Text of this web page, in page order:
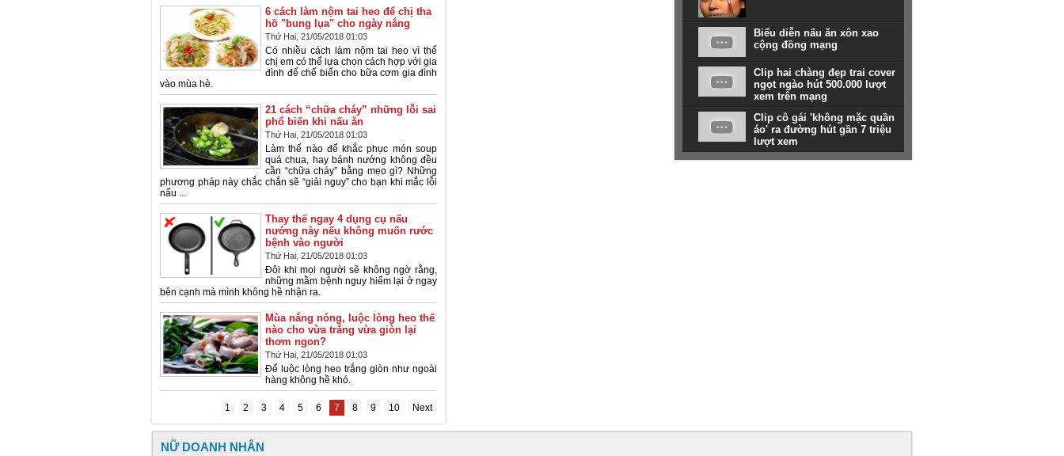
6 cách làm nộm tai heo để chị tha
hồ "bung lụa" cho ngày nắng
Thứ Hai, 21/05/2018 01:03
Có nhiều cách làm nộm tai heo vì thế
chị em có thể lựa chọn cách hợp với gia
đình để chế biến cho bữa cơm gia đình
vào mùa hè.
21 cách “chữa cháy” những lỗi sai
phổ biến khi nấu ăn
Thứ Hai, 21/05/2018 01:03
Làm thế nào để khắc phục món soup
quá chua, hay bánh nướng không đều
cần “chữa cháy” bằng mẹo gì? Những
phương pháp này chắc chắn sẽ “giải nguy” cho bạn khi mắc lỗi
nấu ...
Thay thế ngay 4 dụng cụ nấu
nướng này nếu không muốn rước
bệnh vào người
Thứ Hai, 21/05/2018 01:03
Đôi khi mọi người sẽ không ngờ rằng,
những mầm bệnh nguy hiểm lại ở ngay
bên cạnh mà mình không hề nhận ra.
Mùa nắng nóng, luộc lòng heo thế
nào cho vừa trắng vừa giòn lại
thơm ngon?
Thứ Hai, 21/05/2018 01:03
Để luộc lòng heo trắng giòn như ngoài
hàng không hề khó.
1 2 3 4 5 6 7 8 9 10 Next
Biểu diễn nấu ăn xôn xao
cộng đồng mạng
Clip hai chàng đẹp trai cover
ngọt ngào hút 500.000 lượt
xem trên mạng
Clip cô gái 'không mặc quần
áo' ra đường hút gần 7 triệu
lượt xem
NỮ DOANH NHÂN